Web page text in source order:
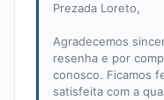
Prezada Loreto,
Agradecemos
resenha e por
conosco. Ficamos
satisfeita com a